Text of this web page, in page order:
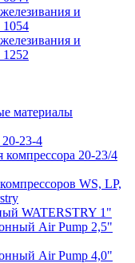
и
1054
и
материалы
23-4
20-23/4
WS, LP,
WATERSTRY 1"
Air Pump 2,5"
Air Pump 4,0"